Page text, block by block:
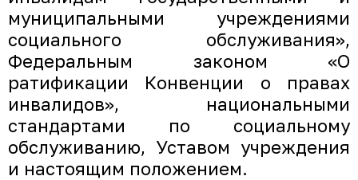
муниципальными учреждениями
социального обслуживания»,
Федеральным законом «О
ратификации Конвенции о правах
инвалидов», национальными
стандартами по социальному
обслуживанию, Уставом учреждения
и настоящим положением.